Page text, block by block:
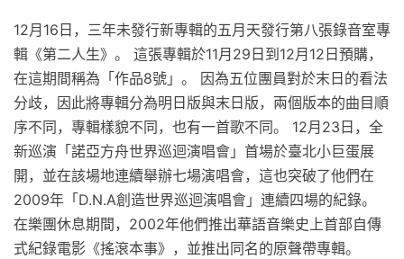
12月16日，三年未發行新專輯的五月天發行第八張錄音室專
輯《第二人生》。 這張專輯於11月29日到12月12日預購，
在這期間稱為「作品8號」。 因為五位團員對於末日的看法
分歧，因此將專輯分為明日版與末日版，兩個版本的曲目順
序不同，專輯樣貌不同，也有一首歌不同。 12月23日，全
新巡演「諾亞方舟世界巡迴演唱會」首場於臺北小巨蛋展
開，並在該場地連續舉辦七場演唱會，這也突破了他們在
2009年「D.N.A創造世界巡迴演唱會」連續四場的紀錄。
在樂團休息期間，2002年他們推出華語音樂史上首部自傳
式紀錄電影《搖滾本事》，並推出同名的原聲帶專輯。